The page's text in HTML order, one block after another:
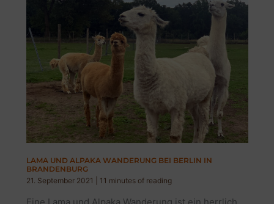
LAMA UND ALPAKA WANDERUNG BEI BERLIN IN
BRANDENBURG
21. September 2021
11 minutes of reading